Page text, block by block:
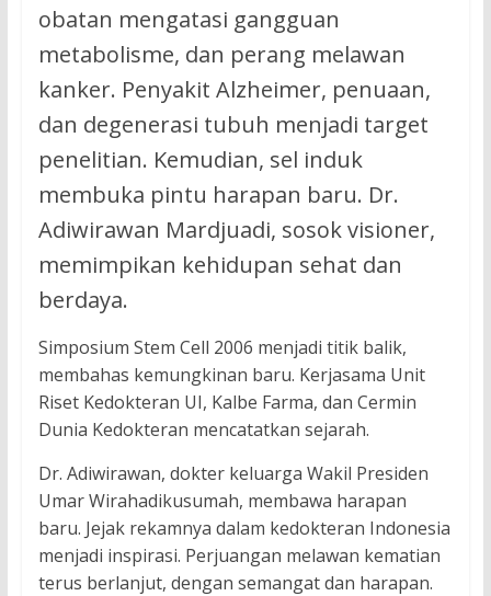
obatan mengatasi gangguan
metabolisme, dan perang melawan
kanker. Penyakit Alzheimer, penuaan,
dan degenerasi tubuh menjadi target
penelitian. Kemudian, sel induk
membuka pintu harapan baru. Dr.
Adiwirawan Mardjuadi, sosok visioner,
memimpikan kehidupan sehat dan
berdaya.
Simposium Stem Cell 2006 menjadi titik balik,
membahas kemungkinan baru. Kerjasama Unit
Riset Kedokteran UI, Kalbe Farma, dan Cermin
Dunia Kedokteran mencatatkan sejarah.
Dr. Adiwirawan, dokter keluarga Wakil Presiden
Umar Wirahadikusumah, membawa harapan
baru. Jejak rekamnya dalam kedokteran Indonesia
menjadi inspirasi. Perjuangan melawan kematian
terus berlanjut, dengan semangat dan harapan.